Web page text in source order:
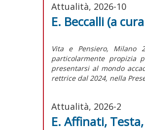
Attualità, 2026-10
E. Beccalli (a
Vita e Pensiero, Milano
particolarmente propizia
presentarsi al mondo
rettrice dal 2024, nella
Attualità, 2026-2
E. Affinati,